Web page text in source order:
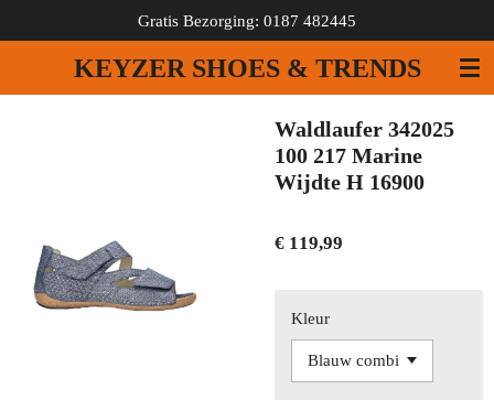
direct
de
KEYZER SHOES & TRENDS
Gratis Bezorging: 0187 482445
Waldlaufer 342025
100 217 Marine
Wijdte H 16900
€ 119,99
Kleur